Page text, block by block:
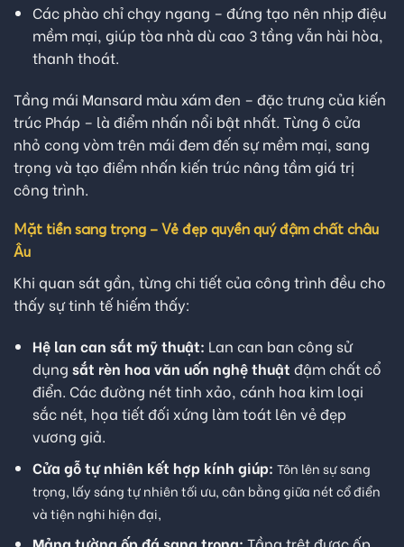
Các phào chỉ chạy ngang – đứng tạo nên nhịp điệu
mềm mại, giúp tòa nhà dù cao 3 tầng vẫn hài hòa,
thanh thoát.
Tầng mái Mansard màu xám đen – đặc trưng của kiến
trúc Pháp – là điểm nhấn nổi bật nhất. Từng ô cửa
nhỏ cong vòm trên mái đem đến sự mềm mại, sang
trọng và tạo điểm nhấn kiến trúc nâng tầm giá trị
công trình.
Mặt tiền sang trọng – Vẻ đẹp quyền quý đậm chất châu
Âu
Khi quan sát gần, từng chi tiết của công trình đều cho
thấy sự tinh tế hiếm thấy:
Hệ lan can sắt mỹ thuật: Lan can ban công sử
dụng sắt rèn hoa văn uốn nghệ thuật đậm chất cổ
điển. Các đường nét tinh xảo, cánh hoa kim loại
sắc nét, họa tiết đối xứng làm toát lên vẻ đẹp
vương giả.
Cửa gỗ tự nhiên kết hợp kính giúp: Tôn lên sự sang
trọng, lấy sáng tự nhiên tối ưu, cân bằng giữa nét cổ điển
và tiện nghi hiện đại,